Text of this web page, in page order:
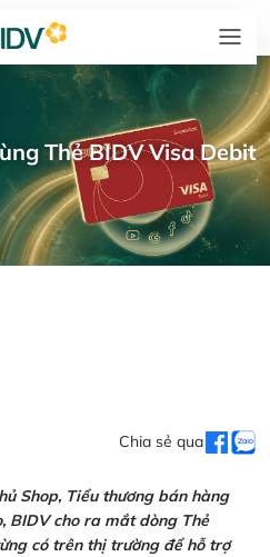
Thẻ BIDV Visa Debit
Chia sẻ qua
Shop, Tiểu thương bán hàng
BIDV cho ra mắt dòng Thẻ
có trên thị trường để hỗ trợ